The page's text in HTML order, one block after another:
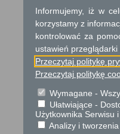
Informujemy, iż w
korzystamy z
kontrolować za
ustawień
Przeczytaj politykę
Przeczytaj politykę
Wymagane -
Ułatwiające -
Użytkownika Serwisu
Analizy i